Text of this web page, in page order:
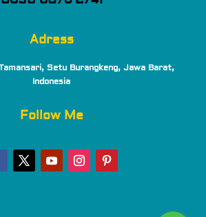
Adress
Setu Burangkeng, Jawa Barat,
Indonesia
Follow Me